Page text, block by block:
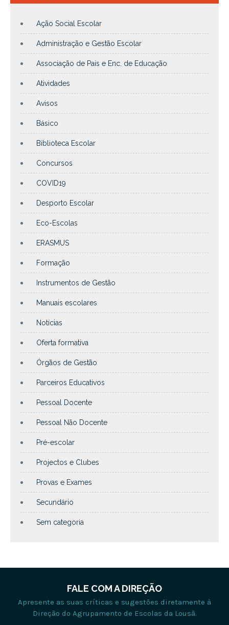
Ação Social Escolar
Administração e Gestão Escolar
Associação de Pais e Enc. de Educação
Atividades
Avisos
Básico
Biblioteca Escolar
Concursos
COVID19
Desporto Escolar
Eco-Escolas
ERASMUS
Formação
Instrumentos de Gestão
Manuais escolares
Notícias
Oferta formativa
Órgãos de Gestão
Parceiros Educativos
Pessoal Docente
Pessoal Não Docente
Pré-escolar
Projectos e Clubes
Provas e Exames
Secundário
Sem categoria
FALE COM A DIREÇÃO
Apresente as suas críticas e sugestões diretamente à
Direção do Agrupamento de Escolas da Lousã.